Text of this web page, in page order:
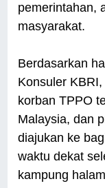
pemerintahan,
masyarakat.
Berdasarkan
Konsuler
korban TPPO
Malaysia, dan
diajukan ke
waktu dekat
kampung